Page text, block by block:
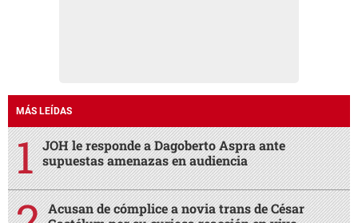
MÁS LEÍDAS
JOH le responde a Dagoberto Aspra ante
supuestas amenazas en audiencia
Acusan de cómplice a novia trans de César